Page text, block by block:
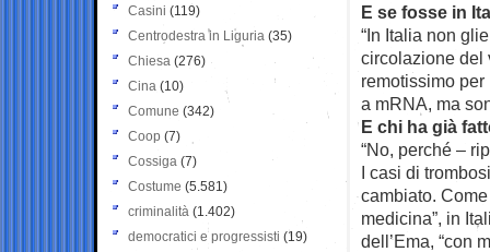
E se fosse in
“In Italia non
circolazione del
remotissimo
a mRNA, ma
E chi ha già
“No, perché –
I casi di
cambiato.
medicina”, in
dell’Ema, “con
Casini (119)
Centrodestra in Liguria (35)
Chiesa (276)
Cina (10)
Comune (342)
Coop (7)
Cossiga (7)
Costume (5.581)
criminalità (1.402)
democratici e progressisti (19)